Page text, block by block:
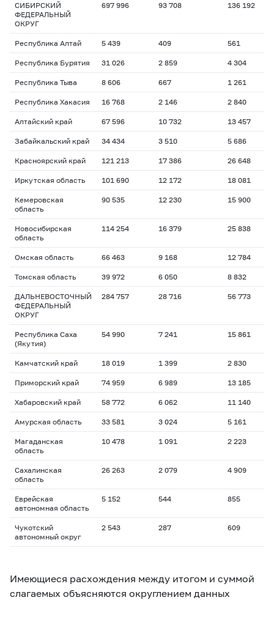
СИБИРСКИЙ
ФЕДЕРАЛЬНЫЙ
ОКРУГ
697 996 93 708 136 192
Республика Алтай 5 439 409 561
Республика Бурятия 31 026 2 859 4 304
Республика Тыва 8 606 667 1 261
Республика Хакасия 16 768 2 146 2 840
Алтайский край 67 596 10 732 13 457
Забайкальский край 34 434 3 510 5 686
Красноярский край 121 213 17 386 26 648
Иркутская область 101 690 12 172 18 081
Кемеровская
область
90 535 12 230 15 900
Новосибирская
область
114 254 16 379 25 838
Омская область 66 463 9 168 12 784
Томская область 39 972 6 050 8 832
ДАЛЬНЕВОСТОЧНЫЙ
ФЕДЕРАЛЬНЫЙ
ОКРУГ
284 757 28 716 56 773
Республика Саха
(Якутия)
54 990 7 241 15 861
Камчатский край 18 019 1 399 2 830
Приморский край 74 959 6 989 13 185
Хабаровский край 58 772 6 062 11 140
Амурская область 33 581 3 024 5 161
Магаданская
область
10 478 1 091 2 223
Сахалинская
область
26 263 2 079 4 909
Еврейская
автономная область
5 152 544 855
Чукотский
автономный округ
2 543 287 609
Имеющиеся расхождения между итогом и суммой
слагаемых объясняются округлением данных